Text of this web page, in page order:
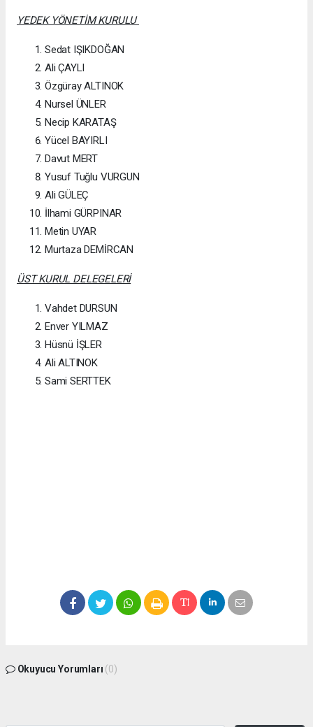
YEDEK YÖNETİM KURULU
Sedat IŞIKDOĞAN
Ali ÇAYLI
Özgüray ALTINOK
Nursel ÜNLER
Necip KARATAŞ
Yücel BAYIRLI
Davut MERT
Yusuf Tuğlu VURGUN
Ali GÜLEÇ
İlhami GÜRPINAR
Metin UYAR
Murtaza DEMİRCAN
ÜST KURUL DELEGELERİ
Vahdet DURSUN
Enver YILMAZ
Hüsnü İŞLER
Ali ALTINOK
Sami SERTTEK
Okuyucu Yorumları (0)